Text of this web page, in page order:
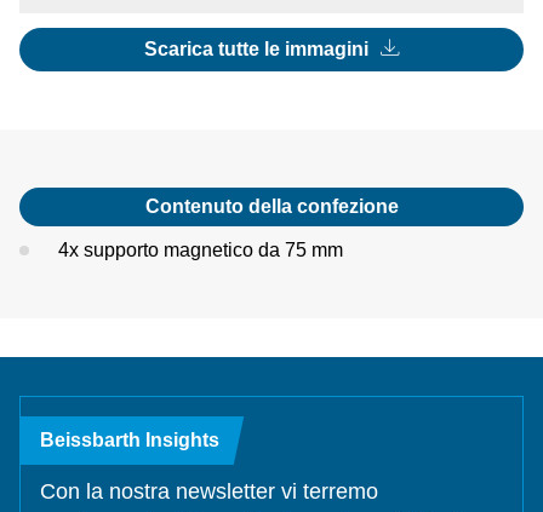
Scarica tutte le immagini
Contenuto della confezione
4x supporto magnetico da 75 mm
Beissbarth Insights
Con la nostra newsletter vi terremo